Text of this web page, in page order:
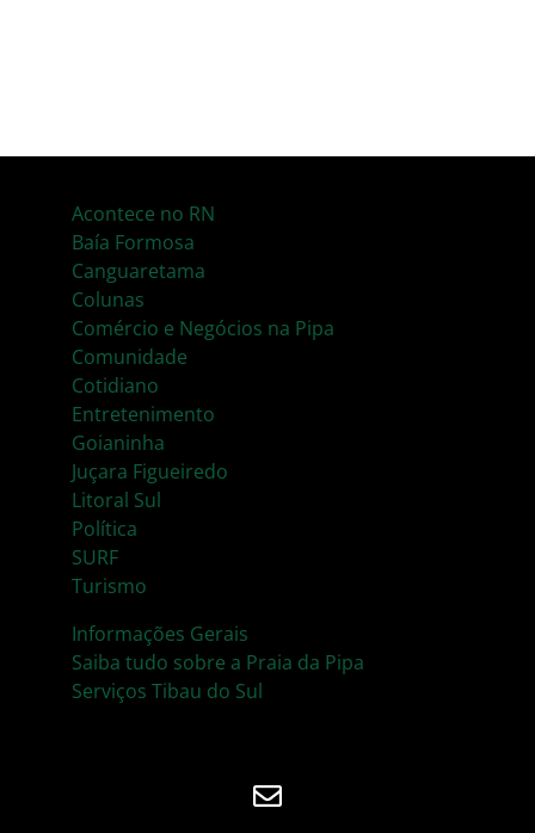
Acontece no RN
Baía Formosa
Canguaretama
Colunas
Comércio e Negócios na Pipa
Comunidade
Cotidiano
Entretenimento
Goianinha
Juçara Figueiredo
Litoral Sul
Política
SURF
Turismo
Informações Gerais
Saiba tudo sobre a Praia da Pipa
Serviços Tibau do Sul